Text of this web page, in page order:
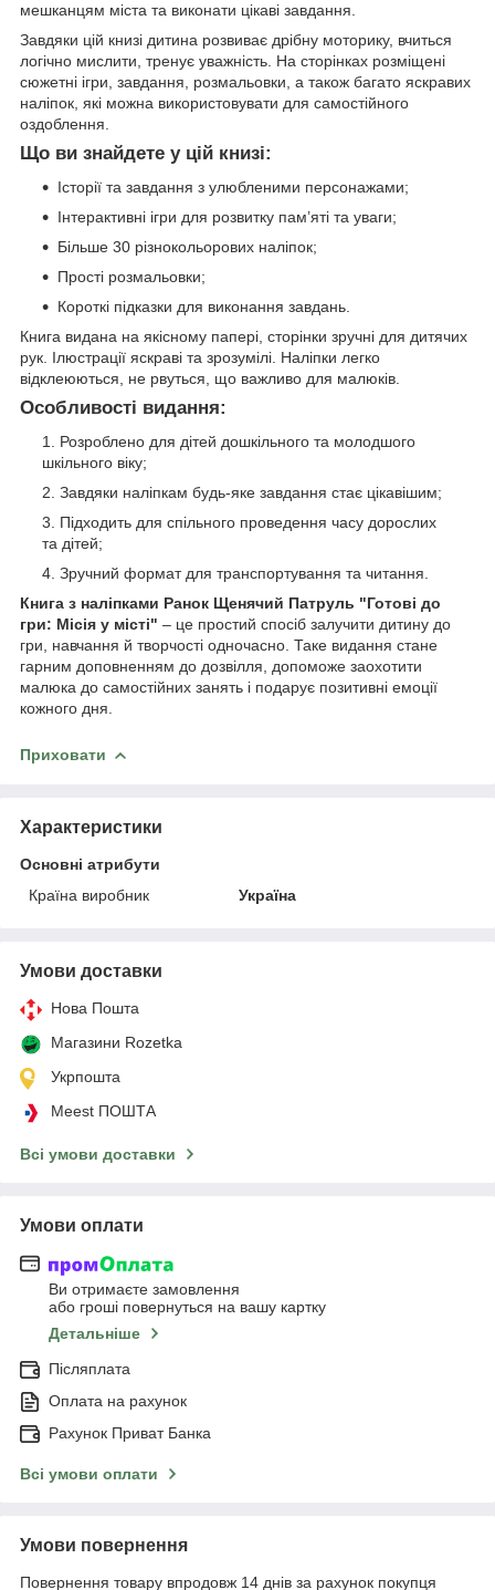
мешканцям міста та виконати цікаві завдання.
Завдяки цій книзі дитина розвиває дрібну моторику, вчиться
логічно мислити, тренує уважність. На сторінках розміщені
сюжетні ігри, завдання, розмальовки, а також багато яскравих
наліпок, які можна використовувати для самостійного
оздоблення.
Що ви знайдете у цій книзі:
Історії та завдання з улюбленими персонажами;
Інтерактивні ігри для розвитку пам’яті та уваги;
Більше 30 різнокольорових наліпок;
Прості розмальовки;
Короткі підказки для виконання завдань.
Книга видана на якісному папері, сторінки зручні для дитячих
рук. Ілюстрації яскраві та зрозумілі. Наліпки легко
відклеюються, не рвуться, що важливо для малюків.
Особливості видання:
Розроблено для дітей дошкільного та молодшого
шкільного віку;
Завдяки наліпкам будь-яке завдання стає цікавішим;
Підходить для спільного проведення часу дорослих
та дітей;
Зручний формат для транспортування та читання.
Книга з наліпками Ранок Щенячий Патруль "Готові до
гри: Місія у місті" – це простий спосіб залучити дитину до
гри, навчання й творчості одночасно. Таке видання стане
гарним доповненням до дозвілля, допоможе заохотити
малюка до самостійних занять і подарує позитивні емоції
кожного дня.
Приховати
Характеристики
Основні атрибути
Країна виробник
Україна
Умови доставки
Нова Пошта
Магазини Rozetka
Укрпошта
Meest ПОШТА
Всі умови доставки
Умови оплати
Ви отримаєте замовлення
або гроші повернуться на вашу картку
Детальніше
Післяплата
Оплата на рахунок
Рахунок Приват Банка
Всі умови оплати
Умови повернення
Повернення товару впродовж 14 днів за рахунок покупця